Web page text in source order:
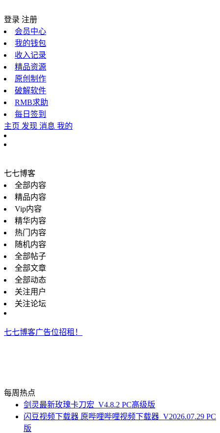
登录 注册
会员中心
我的钱包
收入记录
精品资源
原创制作
破解软件
RMB求助
每日签到
主页 发现 消息 我的
七七博客
全部内容
精品内容
Vip内容
精华内容
热门内容
随机内容
全部帖子
全部文章
全部动态
关注用户
关注论坛
七七博客广告位招租！
每周热点
剑灵最新玫瑰卡刀宏_V4.8.2 PC高级版
闪豆视频下载器 原哔哩哔哩视频下载器_V2026.07.29 PC
版